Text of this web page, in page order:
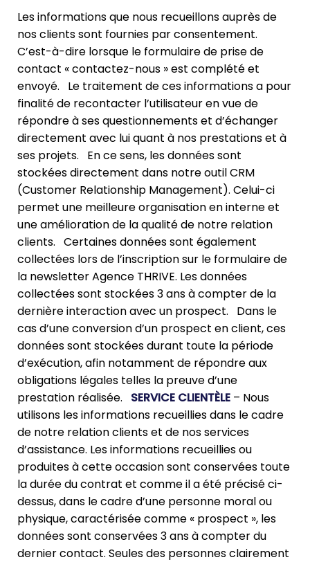
Les informations que nous recueillons auprès de
nos clients sont fournies par consentement.
C’est-à-dire lorsque le formulaire de prise de
contact « contactez-nous » est complété et
envoyé. Le traitement de ces informations a pour
finalité de recontacter l’utilisateur en vue de
répondre à ses questionnements et d’échanger
directement avec lui quant à nos prestations et à
ses projets. En ce sens, les données sont
stockées directement dans notre outil CRM
(Customer Relationship Management). Celui-ci
permet une meilleure organisation en interne et
une amélioration de la qualité de notre relation
clients. Certaines données sont également
collectées lors de l’inscription sur le formulaire de
la newsletter Agence THRIVE. Les données
collectées sont stockées 3 ans à compter de la
dernière interaction avec un prospect. Dans le
cas d’une conversion d’un prospect en client, ces
données sont stockées durant toute la période
d’exécution, afin notamment de répondre aux
obligations légales telles la preuve d’une
prestation réalisée. SERVICE CLIENTÈLE – Nous
utilisons les informations recueillies dans le cadre
de notre relation clients et de nos services
d’assistance. Les informations recueillies ou
produites à cette occasion sont conservées toute
la durée du contrat et comme il a été précisé ci-
dessus, dans le cadre d’une personne moral ou
physique, caractérisée comme « prospect », les
données sont conservées 3 ans à compter du
dernier contact. Seules des personnes clairement